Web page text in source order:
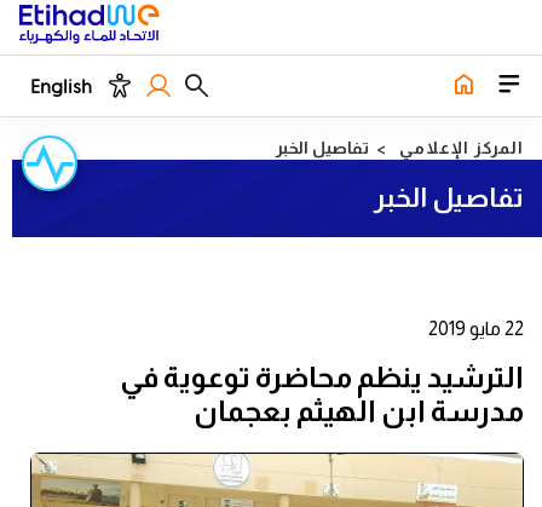
English
المركز الإعلامي تفاصيل الخبر
تفاصيل الخبر
22 مايو 2019
الترشيد ينظم محاضرة توعوية في
مدرسة ابن الهيثم بعجمان